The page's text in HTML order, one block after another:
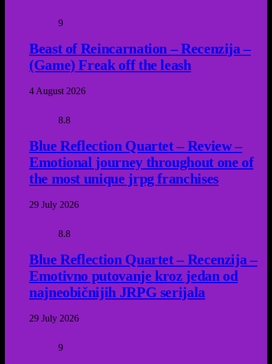
9
Beast of Reincarnation – Recenzija –
(Game) Freak off the leash
4 August 2026
8.8
Blue Reflection Quartet – Review –
Emotional journey throughout one of
the most unique jrpg franchises
29 July 2026
8.8
Blue Reflection Quartet – Recenzija –
Emotivno putovanje kroz jedan od
najneobičnijih JRPG serijala
29 July 2026
9